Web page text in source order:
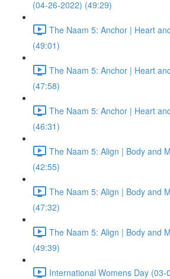
(04-26-2022) (49:29)
The Naam 5: Anchor | Heart
(49:01)
The Naam 5: Anchor | Heart
(47:58)
The Naam 5: Anchor | Heart
(46:31)
The Naam 5: Align | Body and
(42:55)
The Naam 5: Align | Body and
(47:32)
The Naam 5: Align | Body and
(49:39)
International Womens Day